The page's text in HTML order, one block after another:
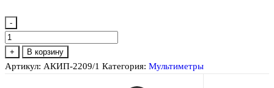
-
Количество
товара
АКИП-2209/1
+ В корзину
Артикул: АКИП-2209/1 Категория: Мультиметры